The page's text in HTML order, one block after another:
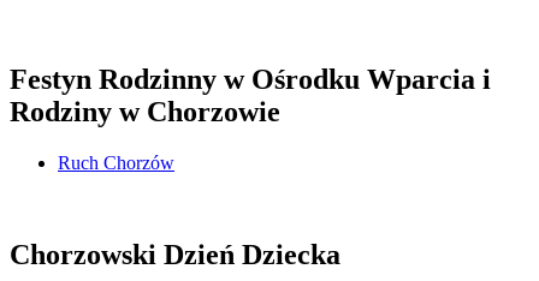
Festyn Rodzinny w Ośrodku Wparcia i
Rodziny w Chorzowie
Ruch Chorzów
Chorzowski Dzień Dziecka